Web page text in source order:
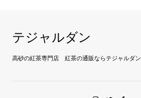
テジャルダン
高砂の紅茶専門店 紅茶の通販ならテジャルダン